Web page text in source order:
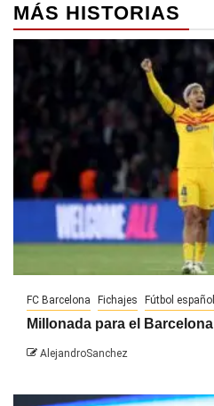
MÁS HISTORIAS
FC Barcelona Fichajes Fútbol español
Millonada para el Barcelona
AlejandroSanchez